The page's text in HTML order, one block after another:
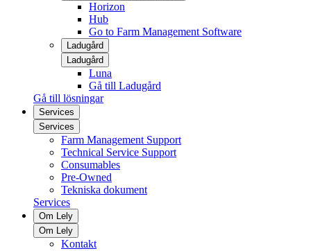
Horizon
Hub
Go to Farm Management Software
Ladugård
Ladugård
Luna
Gå till Ladugård
Gå till lösningar
Services
Services
Farm Management Support
Technical Service Support
Consumables
Pre-Owned
Tekniska dokument
Services
Om Lely
Om Lely
Kontakt